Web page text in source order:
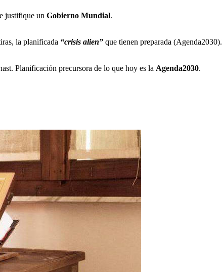
justifique un Gobierno Mundial.
la planificada “crisis alien” que tienen preparada (Agenda2030).
Planificación precursora de lo que hoy es la Agenda2030.